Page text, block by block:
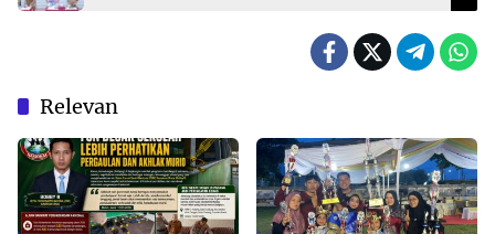
Relevan